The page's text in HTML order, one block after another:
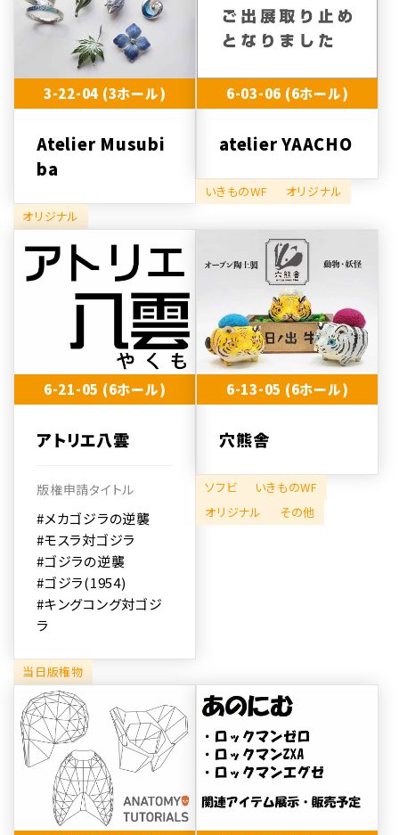
3-22-04 (3ホール)
Atelier Musubi
ba
オリジナル
6-03-06 (6ホール)
atelier YAACHO
いきものWF オリジナル
6-21-05 (6ホール)
アトリエ八雲
版権申請タイトル
#メカゴジラの逆襲
#モスラ対ゴジラ
#ゴジラの逆襲
#ゴジラ(1954)
#キングコング対ゴジ
ラ
当日版権物
6-13-05 (6ホール)
穴熊舎
ソフビ
いきものWF
オリジナル
その他